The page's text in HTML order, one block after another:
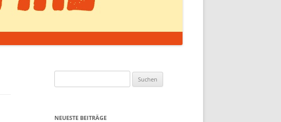
nach:
NEUESTE BEITRÄGE